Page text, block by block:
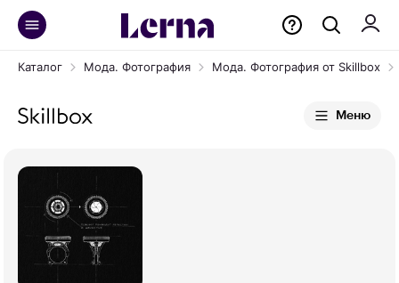
Каталог Мода. Фотография Мода. Фотография от Skillbox
Меню